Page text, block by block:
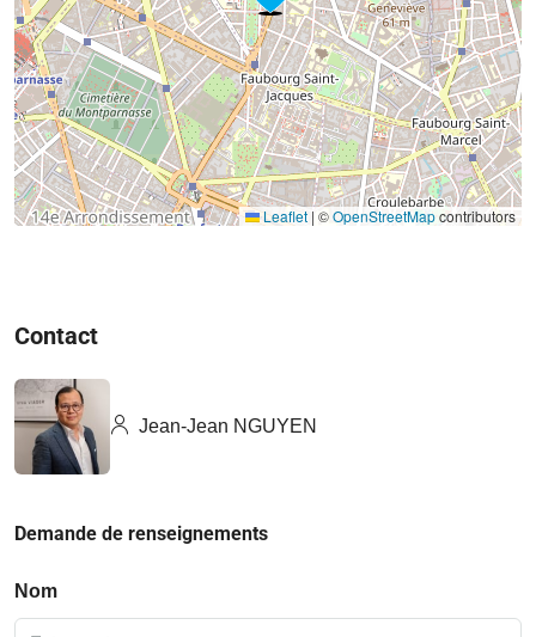
Leaflet | ©OpenStreetMapcontributors
Contact
Jean-Jean NGUYEN
Demande de renseignements
Nom